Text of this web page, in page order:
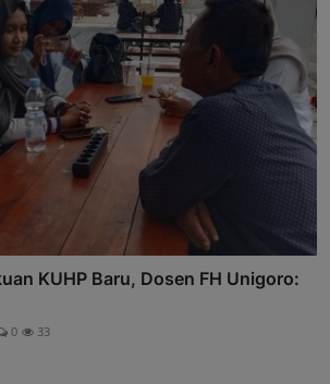
KUHP Baru, Dosen FH Unigoro:
0 33